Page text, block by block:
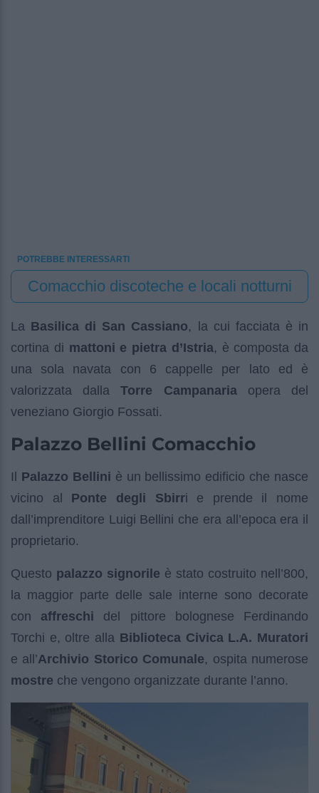
POTREBBE INTERESSARTI
Comacchio discoteche e locali notturni
La Basilica di San Cassiano, la cui facciata è in
cortina di mattoni e pietra d’Istria, è composta da
una sola navata con 6 cappelle per lato ed è
valorizzata dallaTorre Campanariaopera del
veneziano Giorgio Fossati.
Palazzo Bellini Comacchio
Il Palazzo Bellini è un bellissimo edificio che nasce
vicino al Ponte degli Sbirri e prende il nome
dall’imprenditore Luigi Bellini che era all’epoca era il
proprietario.
Questo palazzo signorile è stato costruito nell’800,
la maggior parte delle sale interne sono decorate
con affreschi del pittore bolognese Ferdinando
Torchi e, oltre alla Biblioteca Civica L.A. Muratori
e all’Archivio Storico Comunale, ospita numerose
mostre che vengono organizzate durante l’anno.